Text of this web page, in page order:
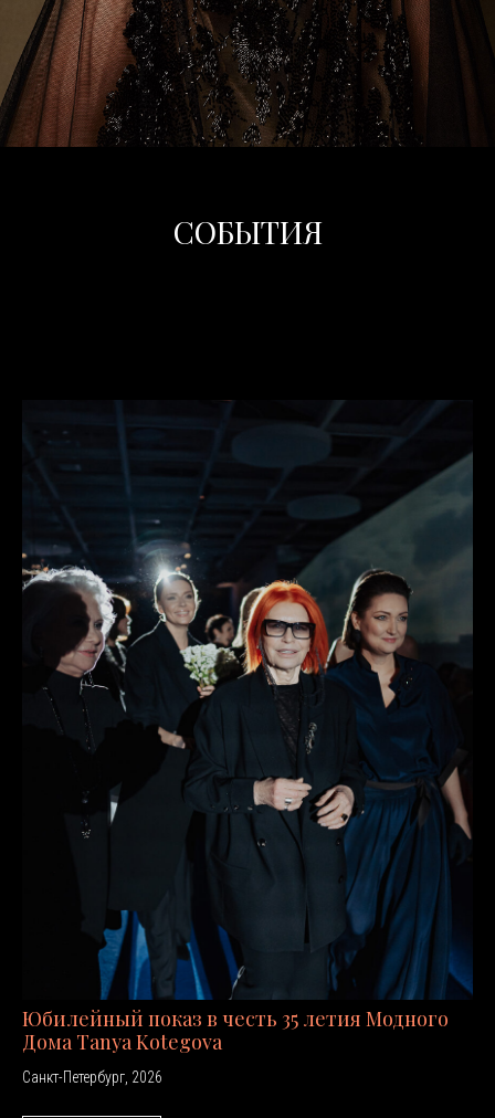
СОБЫТИЯ
Юбилейный показ в честь 35 летия Модного
Дома Tanya Kotegova
Санкт-Петербург, 2026